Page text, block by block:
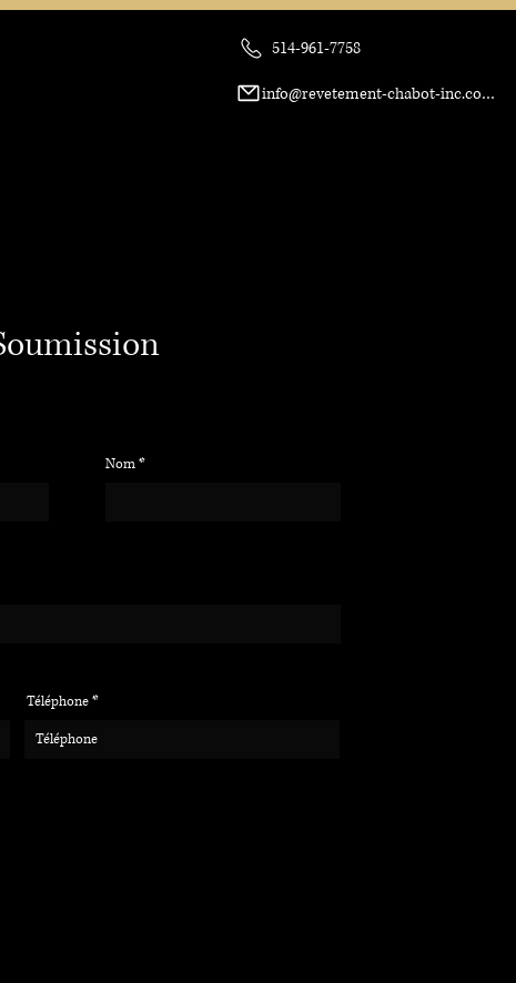
514-961-7758
info@revetement-chabot-inc.com
Nom
Téléphone